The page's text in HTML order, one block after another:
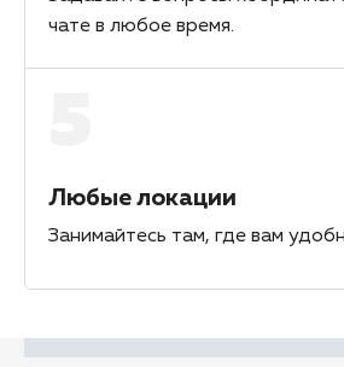
чате в любое время.
Любые локации
Занимайтесь там, где вам